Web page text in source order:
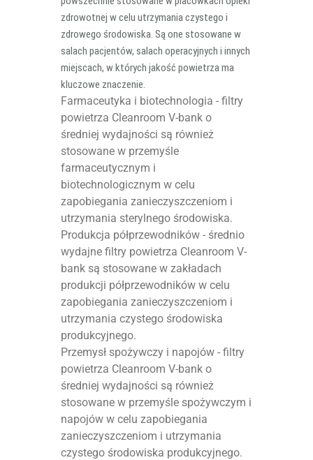
zdrowotnej w celu utrzymania czystego i
zdrowego środowiska. Są one stosowane w
salach pacjentów, salach operacyjnych i innych
miejscach, w których jakość powietrza ma
kluczowe znaczenie.
Farmaceutyka i biotechnologia - filtry
powietrza Cleanroom V-bank o
średniej wydajności są również
stosowane w przemyśle
farmaceutycznym i
biotechnologicznym w celu
zapobiegania zanieczyszczeniom i
utrzymania sterylnego środowiska.
Produkcja półprzewodników - średnio
wydajne filtry powietrza Cleanroom V-
bank są stosowane w zakładach
produkcji półprzewodników w celu
zapobiegania zanieczyszczeniom i
utrzymania czystego środowiska
produkcyjnego.
Przemysł spożywczy i napojów - filtry
powietrza Cleanroom V-bank o
średniej wydajności są również
stosowane w przemyśle spożywczym i
napojów w celu zapobiegania
zanieczyszczeniom i utrzymania
czystego środowiska produkcyjnego.